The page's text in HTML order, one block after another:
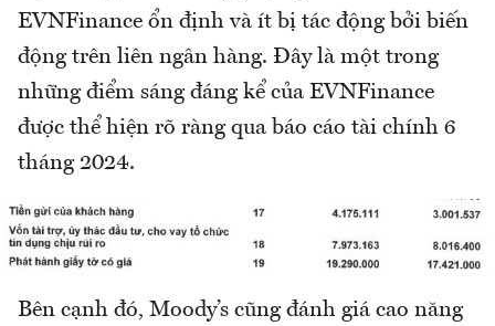
EVNFinance ổn định và ít bị tác động bởi biến
động trên liên ngân hàng. Đây là một trong
những điểm sáng đáng kể của EVNFinance
được thể hiện rõ ràng qua báo cáo tài chính 6
tháng 2024.
Bên cạnh đó, Moody’s cũng đánh giá cao năng